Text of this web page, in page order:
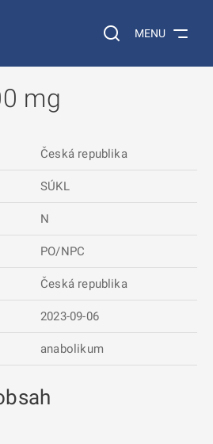
Vyhledávání na
MENU
mg
Česká republika
SÚKL
N
PO/NPC
Česká republika
2023-09-06
anabolikum